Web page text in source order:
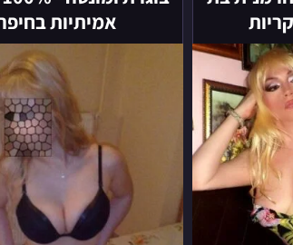
אמיתיות100%
תמונות
אמיתיות
בחיפה